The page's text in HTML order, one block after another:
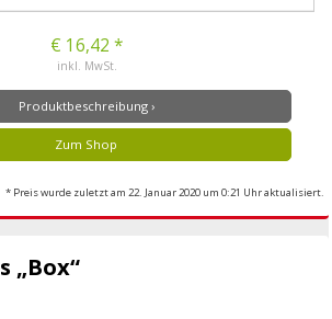
€ 16,42 *
inkl. MwSt.
Produktbeschreibung ›
Zum Shop
* Preis wurde zuletzt am 22. Januar 2020 um 0:21 Uhr aktualisiert.
„Box“